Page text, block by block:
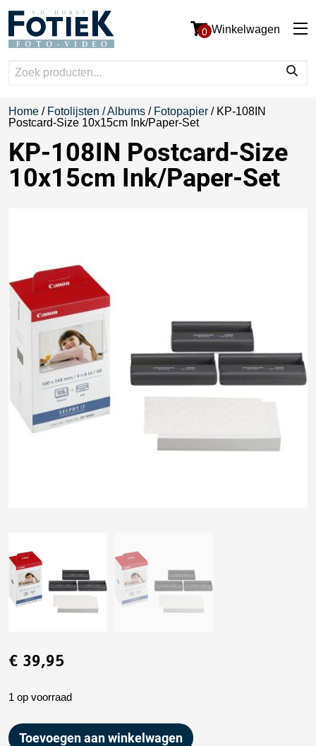
0 Winkelwagen
Home / Fotolijsten / Albums / Fotopapier / KP-108IN
Postcard-Size 10x15cm Ink/Paper-Set
KP-108IN Postcard-Size
10x15cm Ink/Paper-Set
€ 39,95
1 op voorraad
Toevoegen aan winkelwagen